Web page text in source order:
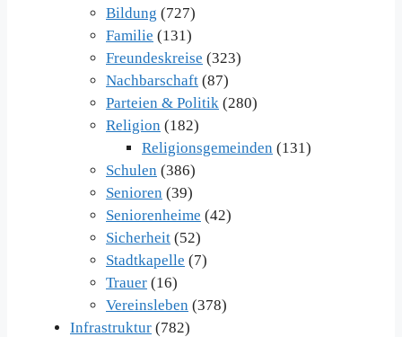
Bildung (727)
Familie (131)
Freundeskreise (323)
Nachbarschaft (87)
Parteien & Politik (280)
Religion (182)
Religionsgemeinden (131)
Schulen (386)
Senioren (39)
Seniorenheime (42)
Sicherheit (52)
Stadtkapelle (7)
Trauer (16)
Vereinsleben (378)
Infrastruktur (782)